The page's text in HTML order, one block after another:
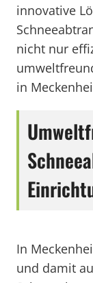
innovative
nicht nur
in
In
und damit